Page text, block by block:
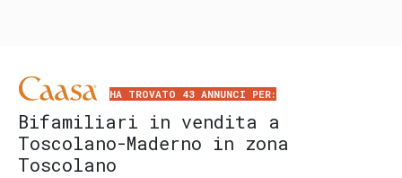
HA TROVATO 43 ANNUNCI PER:
Bifamiliari in vendita a
Toscolano-Maderno in zona
Toscolano